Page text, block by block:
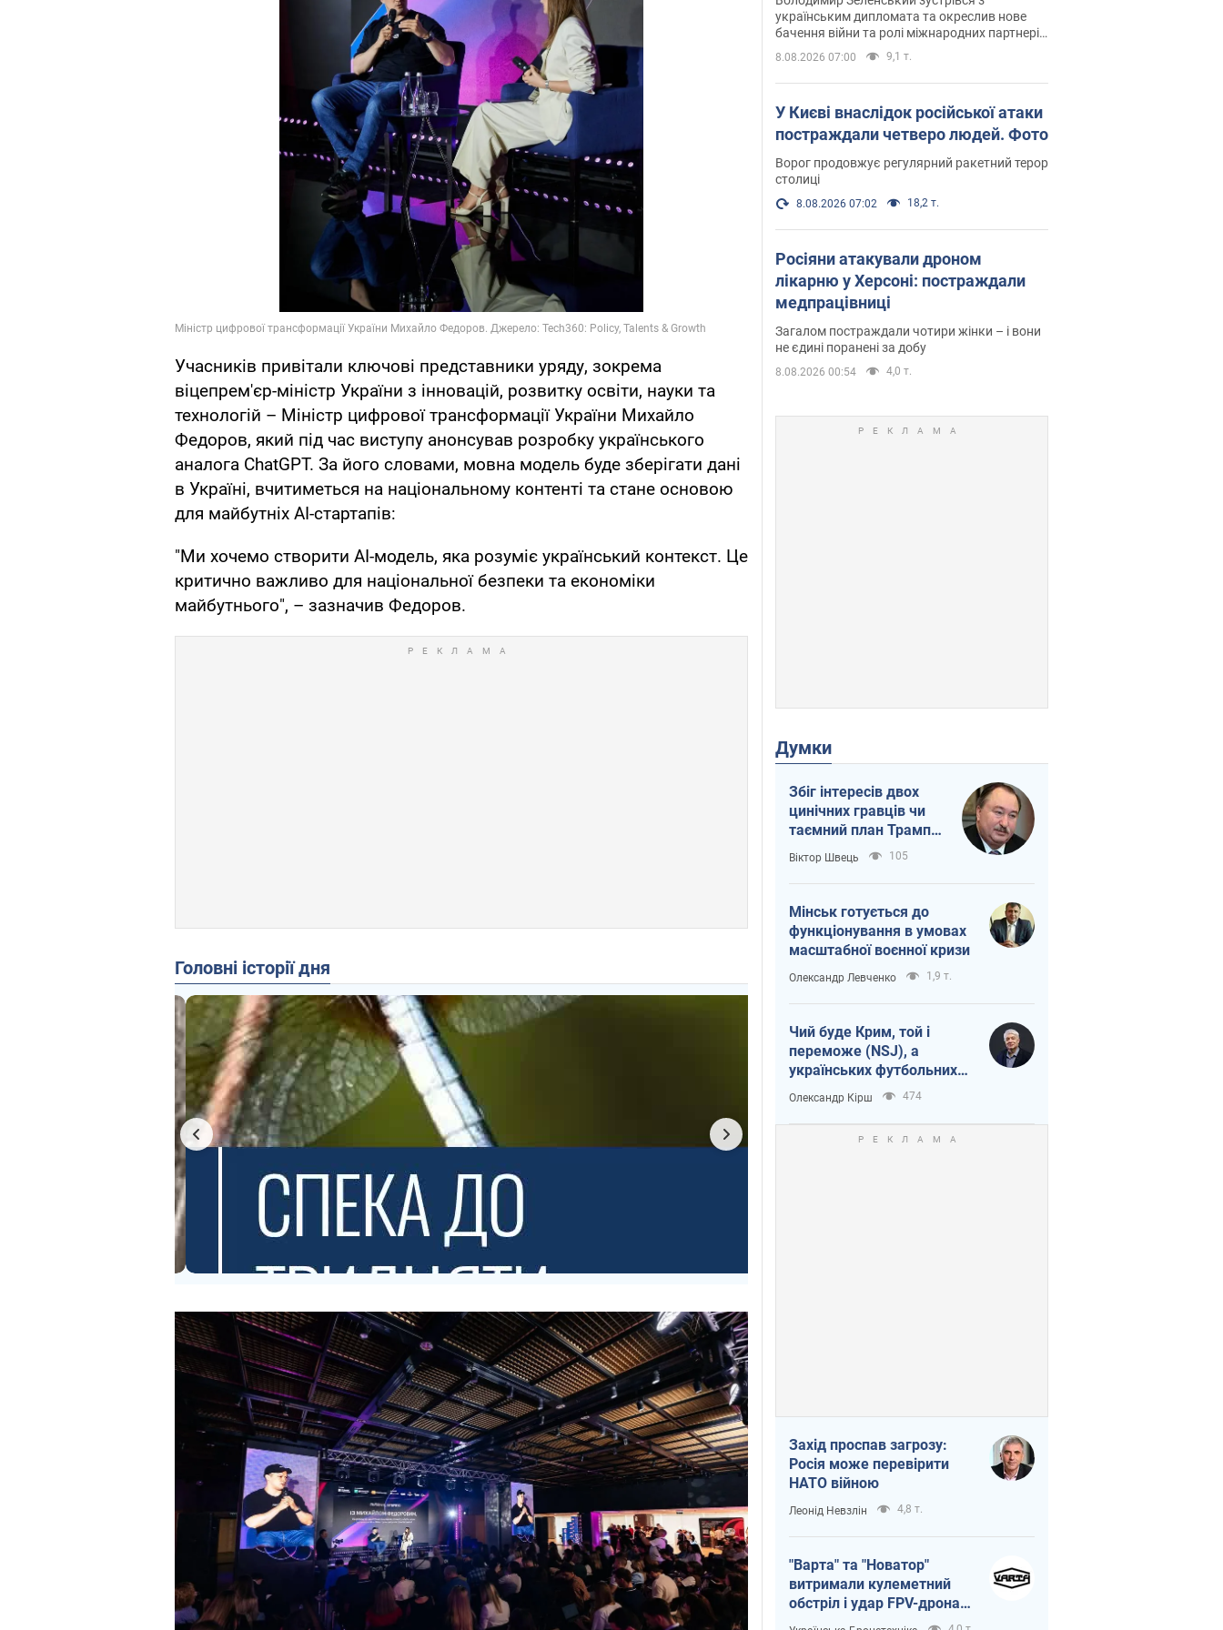
Учасників привітали ключові представники уряду, зокрема
віцепрем'єр-міністр України з інновацій, розвитку освіти, науки та
технологій – Міністр цифрової трансформації України Михайло
Федоров, який під час виступу анонсував розробку українського
аналога ChatGPT. За його словами, мовна модель буде зберігати дані
в Україні, вчитиметься на національному контенті та стане основою
для майбутніх AI-стартапів:
"Ми хочемо створити AI-модель, яка розуміє український контекст. Це
критично важливо для національної безпеки та економіки
майбутнього", – зазначив Федоров.
Головні історії дня
українським дипломата та окреслив нове
бачення війни та ролі міжнародних партнерів
у боротьбі з Росією
8.08.2026 07:00 9,1 т.
У Києві внаслідок російської атаки
постраждали четверо людей. Фото
Ворог продовжує регулярний ракетний терор
столиці
8.08.2026 07:02 18,2 т.
Росіяни атакували дроном
лікарню у Херсоні: постраждали
медпрацівниці
Загалом постраждали чотири жінки – і вони
не єдині поранені за добу
8.08.2026 00:54 4,0 т.
Думки
Збіг інтересів двох
цинічних гравців чи
таємний план Трампа
і Путіна?
Віктор Швець 105
Мінськ готується до
функціонування в умовах
масштабної воєнної кризи
Олександр Левченко 1,9 т.
Чий буде Крим, той і
переможе (NSJ), а
українських футбольних
чиновників можуть
назвати вбивцями
Олександр Кірш 474
Захід проспав загрозу:
Росія може перевірити
НАТО війною
Леонід Невзлін 4,8 т.
"Варта" та "Новатор"
витримали кулеметний
обстріл і удар FPV-дрона,
врятувавши життя